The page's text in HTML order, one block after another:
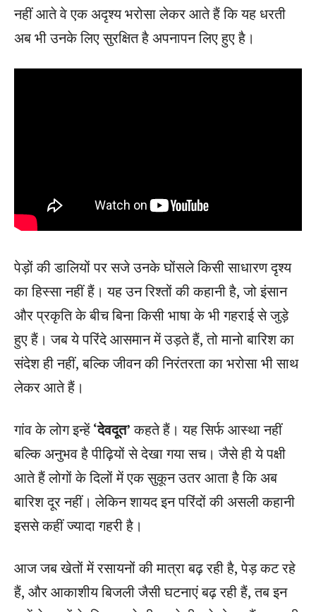
नहीं आते वे एक अदृश्य भरोसा लेकर आते हैं कि यह धरती
अब भी उनके लिए सुरक्षित है अपनापन लिए हुए है।
पेड़ों की डालियों पर सजे उनके घोंसले किसी साधारण दृश्य
का हिस्सा नहीं हैं। यह उन रिश्तों की कहानी है, जो इंसान
और प्रकृति के बीच बिना किसी भाषा के भी गहराई से जुड़े
हुए हैं। जब ये परिंदे आसमान में उड़ते हैं, तो मानो बारिश का
संदेश ही नहीं, बल्कि जीवन की निरंतरता का भरोसा भी साथ
लेकर आते हैं।
गांव के लोग इन्हें‘देवदूत’कहते हैं। यह सिर्फ आस्था नहीं
बल्कि अनुभव है पीढ़ियों से देखा गया सच। जैसे ही ये पक्षी
आते हैं लोगों के दिलों में एक सुकून उतर आता है कि अब
बारिश दूर नहीं। लेकिन शायद इन परिंदों की असली कहानी
इससे कहीं ज्यादा गहरी है।
आज जब खेतों में रसायनों की मात्रा बढ़ रही है, पेड़ कट रहे
हैं, और आकाशीय बिजली जैसी घटनाएं बढ़ रही हैं, तब इन